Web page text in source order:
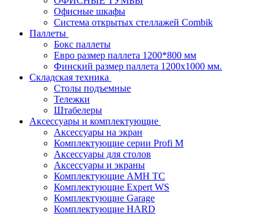
Офисные шкафы
Система открытых стеллажей Combik
Паллеты
Бокс паллеты
Евро размер паллета 1200*800 мм
Финский размер паллета 1200х1000 мм.
Складская техника
Столы подъемные
Тележки
Штабелеры
Аксессуары и комплектующие
Аксессуары на экран
Комплектующие серии Profi M
Аксессуары для столов
Аксессуары и экраны
Комплектующие AMH TC
Комплектующие Expert WS
Комплектующие Garage
Комплектующие HARD